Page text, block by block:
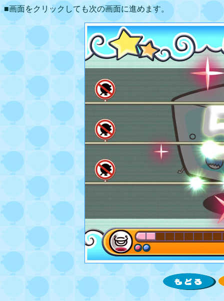
■画面をクリックしても次の画面に進めます。